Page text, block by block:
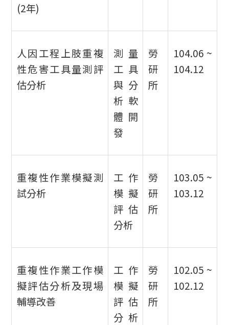
(2年)
人因工程上肢重複
性危害工具量測評
估分析
測量
工具
與分
析軟
體開
發
勞
研
所
104.06 ~
104.12
重複性作業模擬測
試分析
工作
模擬
評估
分析
勞
研
所
103.05 ~
103.12
重複性作業工作模
擬評估分析及現場
輔導改善
工作
模擬
評估
分析
勞
研
所
102.05 ~
102.12